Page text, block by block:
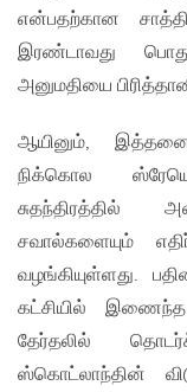
என்பதற்கான
இரண்டாவது பொது
அனுமதியை
ஆயினும்,
நிக்கொல
சுதந்திரத்தில்
சவால்களையும்
வழங்கியுள்ளது.
கட்சியில்
தேர்தலில்
ஸ்கொட்லாந்தின்